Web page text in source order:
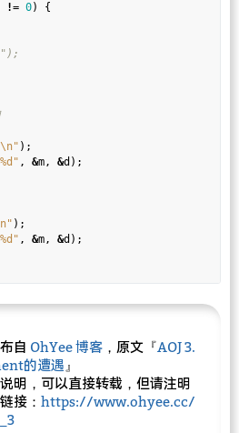
!= 0) {
\n" );
, &m, &d);
" );
, &m, &d);
;
true)
cnt);
&m,
自 OhYee 博客 ，原文『AOJ 3.
的遭遇 』
明，可以直接转载，但请注明
接： https://www.ohyee.cc/